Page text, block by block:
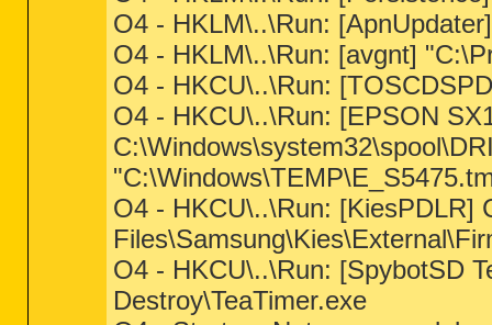
O4 - HKLM\..\Run:
O4 - HKLM\..\Run: [avgnt]
O4 - HKCU\..\Run:
O4 - HKCU\..\Run: [EPSON
O4 - HKCU\..\Run: [KiesPDLR]
O4 - HKCU\..\Run: [SpybotSD
Destroy\TeaTimer.exe